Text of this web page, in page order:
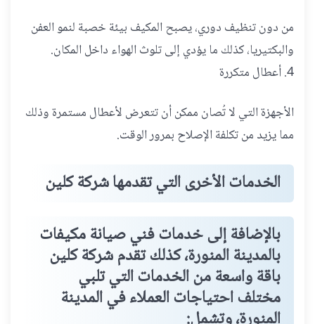
من دون تنظيف دوري، يصبح المكيف بيئة خصبة لنمو العفن
والبكتيريا، كذلك ما يؤدي إلى تلوث الهواء داخل المكان.
4. أعطال متكررة
الأجهزة التي لا تُصان ممكن أن تتعرض لأعطال مستمرة وذلك
مما يزيد من تكلفة الإصلاح بمرور الوقت.
الخدمات الأخرى التي تقدمها شركة كلين
بالإضافة إلى خدمات فني صيانة مكيفات
بالمدينة المنورة، كذلك تقدم شركة كلين
باقة واسعة من الخدمات التي تلبي
مختلف احتياجات العملاء في المدينة